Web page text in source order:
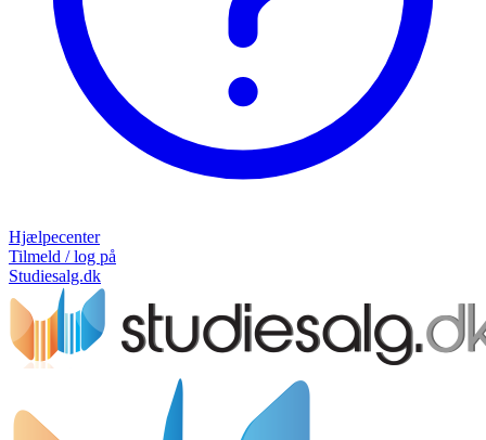
Hjælpecenter
Tilmeld / log på
Studiesalg.dk